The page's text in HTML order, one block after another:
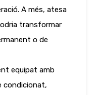
A més, atesa
transformar
o de
equipat amb
condicionat,